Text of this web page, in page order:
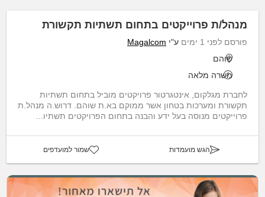
מנהל/ת פרוייקטים בתחום תשתיות תקשורת
פורסם לפני 1 ימים ע"י Magalcom
שוהם
משרה מלאה
לחברת מגלקום, אינטגרטור פרויקטים מוביל בתחום תשתיות
תקשורת ומערכות בטחון אשר ממוקם בא.ת שוהם. דרוש.ה מנהל.ת
פרוייקטים מנוסה בעל ידע והבנה בתחום הפרויקטים תשתיו...
הגש מועמדות שמור למועדפים